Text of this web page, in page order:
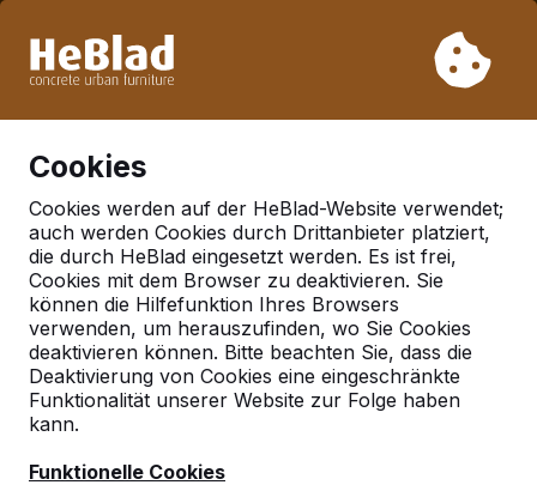
Woche 33 nicht. Bitte berücksichtigen Sie daher längere
Cookies
Cookies werden auf der HeBlad-Website verwendet;
auch werden Cookies durch Drittanbieter platziert,
die durch HeBlad eingesetzt werden. Es ist frei,
Cookies mit dem Browser zu deaktivieren. Sie
können die Hilfefunktion Ihres Browsers
verwenden, um herauszufinden, wo Sie Cookies
deaktivieren können. Bitte beachten Sie, dass die
Deaktivierung von Cookies eine eingeschränkte
Funktionalität unserer Website zur Folge haben
kann.
Funktionelle Cookies
Deutschland
Referenties in:
Gummersbach